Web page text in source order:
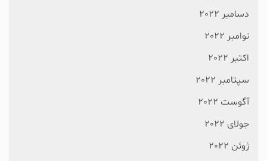
دسامبر 2022
نوامبر 2022
اکتبر 2022
سپتامبر 2022
آگوست 2022
جولای 2022
ژوئن 2022